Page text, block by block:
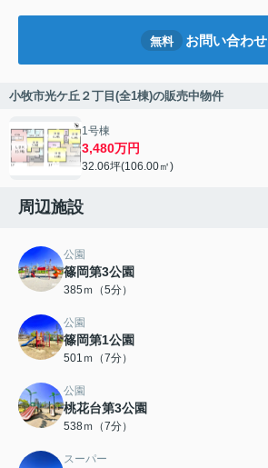
無料 お問い合わせ
小牧市光ケ丘２丁目(全1棟)の販売中物件
1号棟
3,480万円
32.06坪(106.00㎡)
周辺施設
公園
篠岡第3公園
385ｍ（5分）
公園
篠岡第1公園
501ｍ（7分）
公園
桃花台第3公園
538ｍ（7分）
スーパー